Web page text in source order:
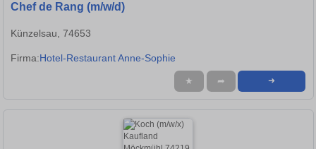
Chef de Rang (m/w/d)
Künzelsau, 74653
Firma:Hotel-Restaurant Anne-Sophie
★ ➦ ➜